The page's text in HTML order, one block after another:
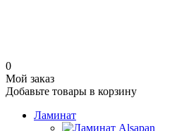
0
Мой заказ
Добавьте товары в корзину
Ламинат